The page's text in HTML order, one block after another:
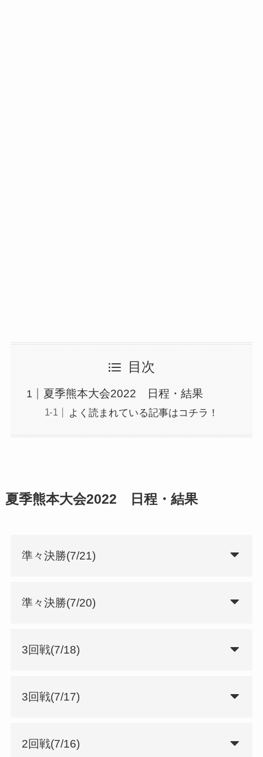
目次
夏季熊本大会2022 日程・結果
よく読まれている記事はコチラ！
夏季熊本大会2022 日程・結果
準々決勝(7/21)
準々決勝(7/20)
3回戦(7/18)
3回戦(7/17)
2回戦(7/16)